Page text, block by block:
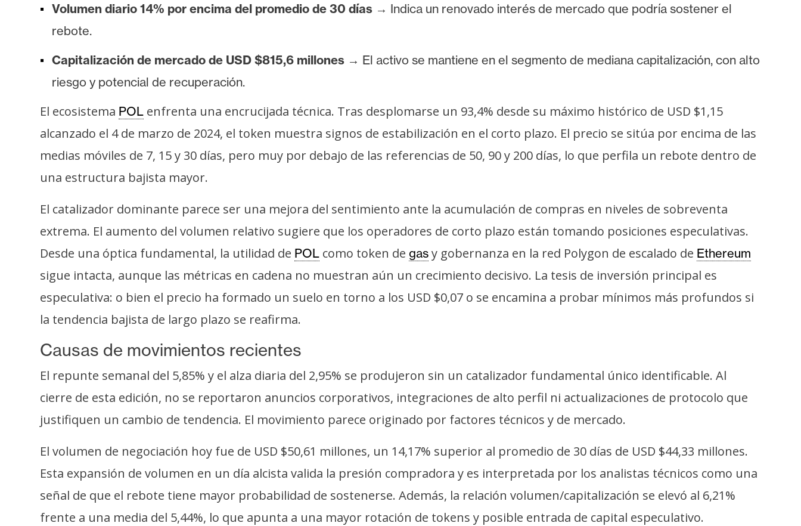
a
T
m
a
e
u
r
s
o
s
C
n
t
c
t
y
P
u
b
l
Volumen diario 14% por encima del promedio de 30 días → Indica un renovado interés de mercado que podría sostener el
rebote.
Capitalización de mercado de USD $815,6 millones → El activo se mantiene en el segmento de mediana capitalización, con alto
riesgo y potencial de recuperación.
El ecosistema POL enfrenta una encrucijada técnica. Tras desplomarse un 93,4% desde su máximo histórico de USD $1,15
alcanzado el 4 de marzo de 2024, el token muestra signos de estabilización en el corto plazo. El precio se sitúa por encima de las
medias móviles de 7, 15 y 30 días, pero muy por debajo de las referencias de 50, 90 y 200 días, lo que perfila un rebote dentro de
una estructura bajista mayor.
El catalizador dominante parece ser una mejora del sentimiento ante la acumulación de compras en niveles de sobreventa
extrema. El aumento del volumen relativo sugiere que los operadores de corto plazo están tomando posiciones especulativas.
Desde una óptica fundamental, la utilidad de POL como token de gas y gobernanza en la red Polygon de escalado de Ethereum
sigue intacta, aunque las métricas en cadena no muestran aún un crecimiento decisivo. La tesis de inversión principal es
especulativa: o bien el precio ha formado un suelo en torno a los USD $0,07 o se encamina a probar mínimos más profundos si
la tendencia bajista de largo plazo se reafirma.
Causas de movimientos recientes
El repunte semanal del 5,85% y el alza diaria del 2,95% se produjeron sin un catalizador fundamental único identificable. Al
cierre de esta edición, no se reportaron anuncios corporativos, integraciones de alto perfil ni actualizaciones de protocolo que
justifiquen un cambio de tendencia. El movimiento parece originado por factores técnicos y de mercado.
El volumen de negociación hoy fue de USD $50,61 millones, un 14,17% superior al promedio de 30 días de USD $44,33 millones.
Esta expansión de volumen en un día alcista valida la presión compradora y es interpretada por los analistas técnicos como una
señal de que el rebote tiene mayor probabilidad de sostenerse. Además, la relación volumen/capitalización se elevó al 6,21%
frente a una media del 5,44%, lo que apunta a una mayor rotación de tokens y posible entrada de capital especulativo.